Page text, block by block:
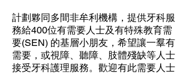
計劃夥同多間非牟利機構，提供牙科服
務給400位有需要人士及有特殊教育需
要(SEN) 的基層小朋友，希望讓一羣有
需要，或視障、聽障、肢體殘缺等人士
接受牙科護理服務。歡迎有此需要人士